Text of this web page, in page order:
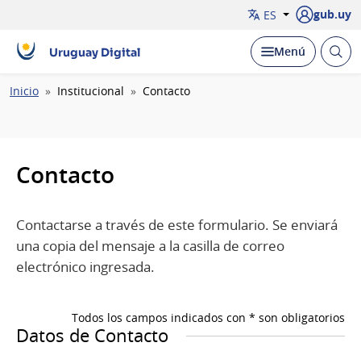
ES gub.uy
Uruguay Digital Desplegar
Menú Abrir
Ruta
Inicio Institucional Contacto
Contacto
Contactarse a través de este formulario. Se enviará
una copia del mensaje a la casilla de correo
electrónico ingresada.
Todos los campos indicados con * son obligatorios
Datos de Contacto